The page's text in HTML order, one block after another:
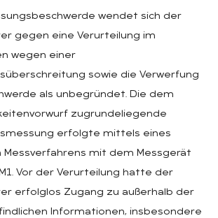
wendet sich der
gegen eine Verurteilung im
wegen einer
sowie die Verwerfung
als unbegründet. Die dem
zugrundeliegende
erfolgte mittels eines
mit dem Messgerät
Vor der Verurteilung hatte der
erfolglos Zugang zu außerhalb der
Informationen, insbesondere